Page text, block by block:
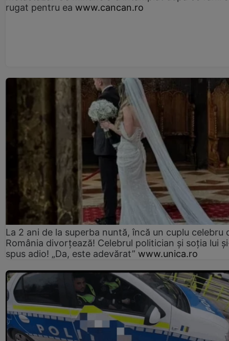
rugat pentru ea www.cancan.ro
La 2 ani de la superba nuntă, încă un cuplu celebru
România divorțează! Celebrul politician și soția lui
spus adio! „Da, este adevărat” www.unica.ro